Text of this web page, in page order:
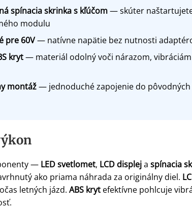
spínacia skrinka s kľúčom— skúter naštartujete
modulu
pre 60V— natívne napätie bez nutnosti
kryt— materiál odolný voči nárazom,
montáž— jednoduché zapojenie do pôvodných
— LED svetlomet, LCD displeja spínacia
ako priama náhrada za originálny diel.
letných jázd. ABS krytefektívne pohlcuje